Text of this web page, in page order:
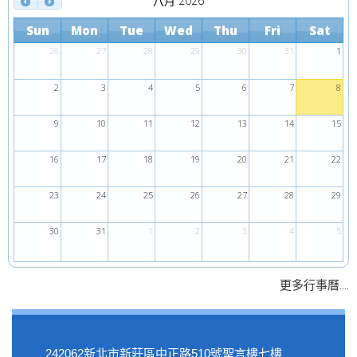
Sun Mon Tue Wed Thu Fri Sat
26 27 28 29 30 31 1
2 3 4 5 6 7 8
9 10 11 12 13 14 15
16 17 18 19 20 21 22
23 24 25 26 27 28 29
30 31 1 2 3 4 5
更多行事曆....
242062新北市新莊區中正路510號聖言樓七樓